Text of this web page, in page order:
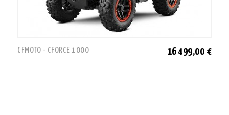
CFMOTO - CFORCE 1000 16 499,00 €